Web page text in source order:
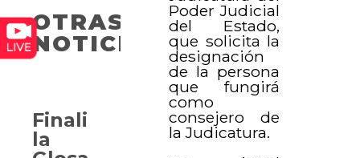
Poder Judicial
del Estado,
que solicita la
designación
de la persona
que fungirá
como
consejero de
la Judicatura.
OTRAS
NOTICIAS
Finaliza
la